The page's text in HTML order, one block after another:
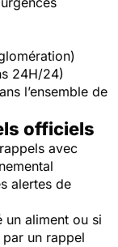
24H/24)
l’ensemble de
officiels
avec
alertes de
un aliment ou si
un rappel